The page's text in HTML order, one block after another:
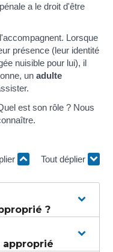
a le droit d'être
Lorsque
présence (leur identité
nuisible pour lui), il
unadulte
est son rôle ? Nous
Tout déplier
?
approprié